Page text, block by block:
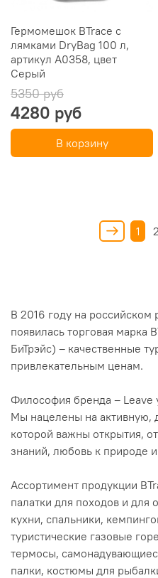
Гермомешок BTrace с
лямками DryBag 100 л,
артикул A0358, цвет
Серый
5350 руб
4280 руб
В корзину
1 2
В 2016 году на
появилась торговая марка
БиТрэйс) – качественные
привлекательным ценам.
Философия бренда – Leave
Мы нацелены на
которой важны открытия,
знаний, любовь к природе
Ассортимент продукции
палатки для походов и
кухни, спальники,
туристические газовые
термосы,
палки, костюмы для